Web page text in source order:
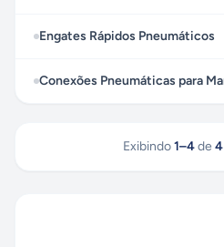
Engates Rápidos Pneumáticos
Exibindo 1–4 de 4